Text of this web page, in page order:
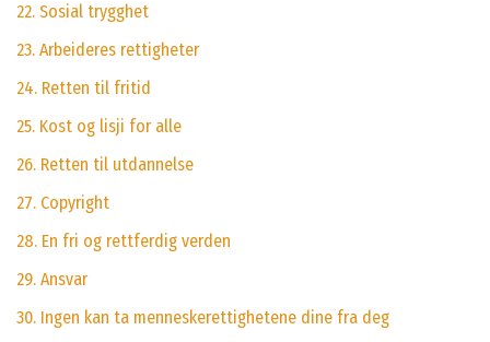
22. Sosial trygghet
23. Arbeideres rettigheter
24. Retten til fritid
25. Kost og lisji for alle
26. Retten til utdannelse
27. Copyright
28. En fri og rettferdig verden
29. Ansvar
30. Ingen kan ta menneskerettighetene dine fra deg